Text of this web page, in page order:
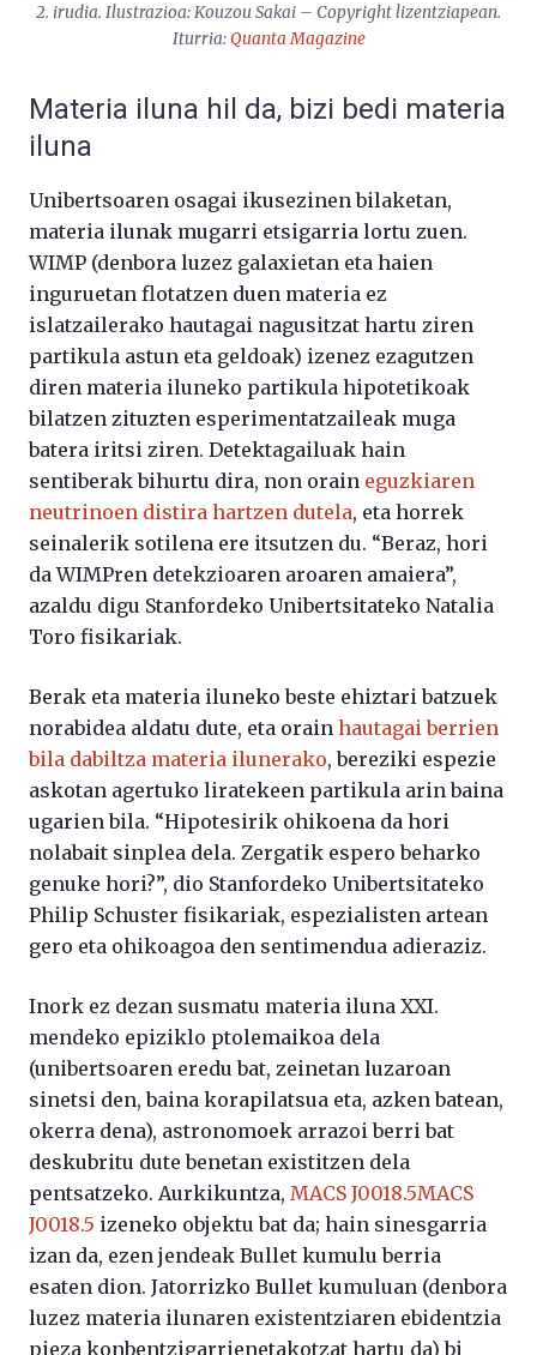
2. irudia. Ilustrazioa: Kouzou Sakai – Copyright lizentziapean.
Iturria:Quanta Magazine
Materia iluna hil da, bizi bedi materia
iluna
Unibertsoaren osagai ikusezinen bilaketan,
materia ilunak mugarri etsigarria lortu zuen.
WIMP (denbora luzez galaxietan eta haien
inguruetan flotatzen duen materia ez
islatzailerako hautagai nagusitzat hartu ziren
partikula astun eta geldoak) izenez ezagutzen
diren materia iluneko partikula hipotetikoak
bilatzen zituzten esperimentatzaileak muga
batera iritsi ziren. Detektagailuak hain
sentiberak bihurtu dira, non orain eguzkiaren
neutrinoen distira hartzen dutela, eta horrek
seinalerik sotilena ere itsutzen du. “Beraz, hori
da WIMPren detekzioaren aroaren amaiera”,
azaldu digu Stanfordeko Unibertsitateko Natalia
Toro fisikariak.
Berak eta materia iluneko beste ehiztari batzuek
norabidea aldatu dute, eta orain hautagai berrien
bila dabiltza materia ilunerako, bereziki espezie
askotan agertuko liratekeen partikula arin baina
ugarien bila. “Hipotesirik ohikoena da hori
nolabait sinplea dela. Zergatik espero beharko
genuke hori?”, dio Stanfordeko Unibertsitateko
Philip Schuster fisikariak, espezialisten artean
gero eta ohikoagoa den sentimendua adieraziz.
Inork ez dezan susmatu materia iluna XXI.
mendeko epiziklo ptolemaikoa dela
(unibertsoaren eredu bat, zeinetan luzaroan
sinetsi den, baina korapilatsua eta, azken batean,
okerra dena), astronomoek arrazoi berri bat
deskubritu dute benetan existitzen dela
pentsatzeko. Aurkikuntza, MACS J0018.5MACS
J0018.5 izeneko objektu bat da; hain sinesgarria
izan da, ezen jendeak Bullet kumulu berria
esaten dion. Jatorrizko Bullet kumuluan (denbora
luzez materia ilunaren existentziaren ebidentzia
pieza konbentzigarrienetakotzat hartu da) bi